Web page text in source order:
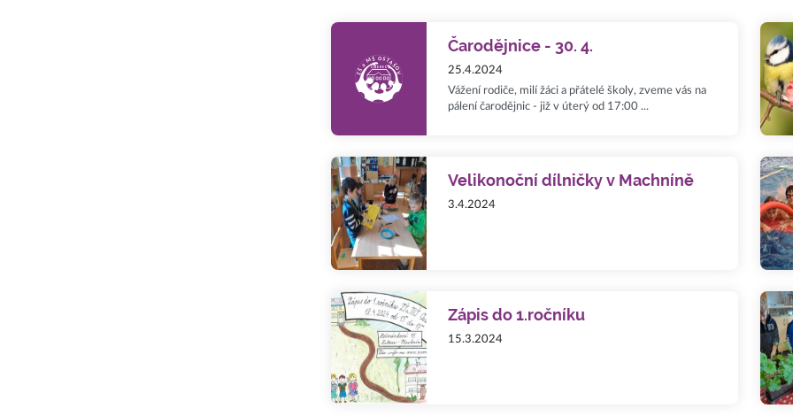
Čarodějnice - 30. 4.
25.4.2024
Vážení rodiče, milí žáci a přátelé školy, zveme vás na
pálení čarodějnic - již v úterý od 17:00 ...
Velikonoční dílničky v Machníně
3.4.2024
Zápis do 1.ročníku
15.3.2024